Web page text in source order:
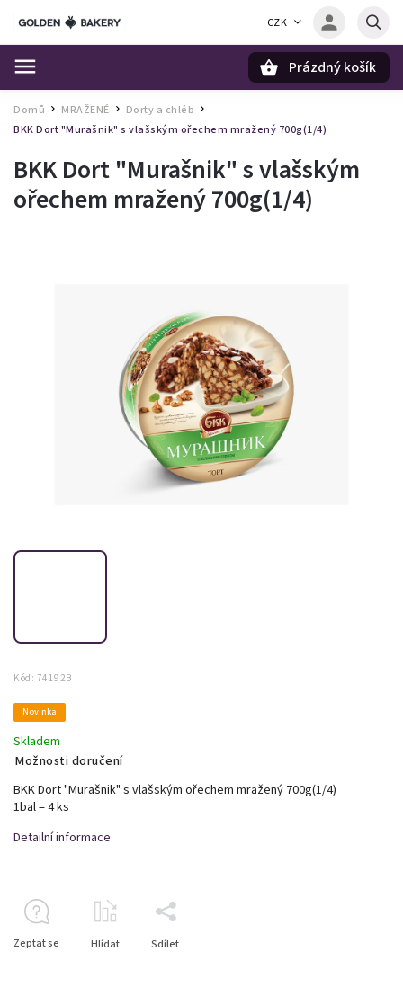
CZK
Prázdný košík
Domů / MRAŽENÉ Dorty a chléb /
BKK Dort "Murašnik" s vlašským ořechem mražený 700g(1/4)
BKK Dort "Murašnik" s vlašským
ořechem mražený 700g(1/4)
Kód: 74192B
Novinka
Skladem
Možnosti doručení
BKK Dort "Murašnik" s vlašským ořechem mražený 700g(1/4)
1bal = 4 ks
Detailní informace
Zeptat se Hlídat Sdílet